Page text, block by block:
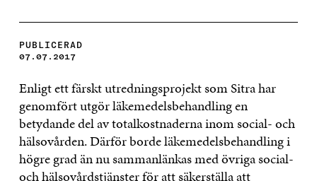
PUBLICERAD
07.07.2017
Enligt ett färskt utredningsprojekt som Sitra har
genomfört utgör läkemedelsbehandling en
betydande del av totalkostnaderna inom social- och
hälsovården. Därför borde läkemedelsbehandling i
högre grad än nu sammanlänkas med övriga social-
och hälsovårdstjänster för att säkerställa att